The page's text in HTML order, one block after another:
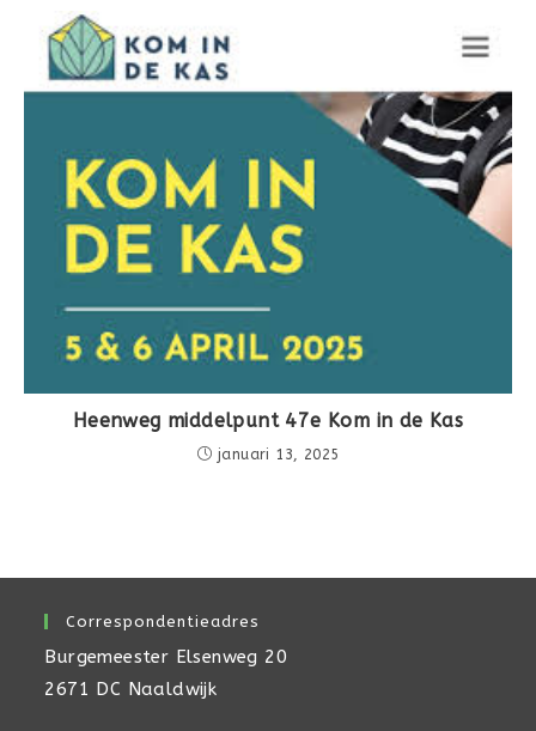
Heenweg middelpunt 47e Kom in de Kas
januari 13, 2025
Correspondentieadres
Burgemeester Elsenweg 20
2671 DC Naaldwijk